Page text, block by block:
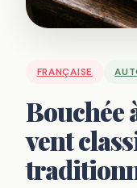
FRANÇAISE
Bouchée
vent